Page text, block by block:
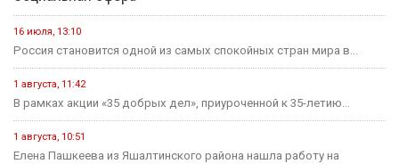
16 июля, 13:10
Россия становится одной из самых спокойных стран мира в...
1 августа, 11:42
В рамках акции «35 добрых дел», приуроченной к 35-летию...
1 августа, 10:51
Елена Пашкеева из Яшалтинского района нашла работу на